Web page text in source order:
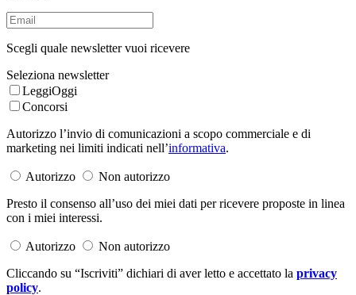
Scegli quale newsletter vuoi ricevere
Seleziona newsletter
LeggiOggi
Concorsi
Autorizzo l’invio di comunicazioni a scopo commerciale e di
marketing nei limiti indicati nell’informativa.
Autorizzo
Non autorizzo
Presto il consenso all’uso dei miei dati per ricevere proposte in linea
con i miei interessi.
Autorizzo
Non autorizzo
Cliccando su “Iscriviti” dichiari di aver letto e accettato la privacy
policy.